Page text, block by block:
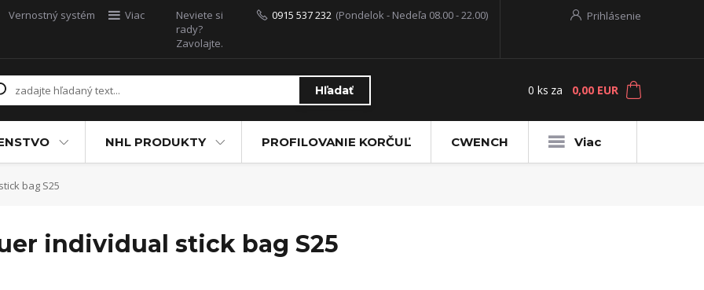
Vernostný systém Viac Prihlásenie
Hľadať
Neviete si
rady?
Zavolajte.
0915 537 232 (Pondelok - Nedeľa 08.00 - 22.00)
0 ks za 0,00 EUR
NHL PRODUKTY PROFILOVANIE KORČUĽ CWENCH Viac
bag S25
individual stick bag S25